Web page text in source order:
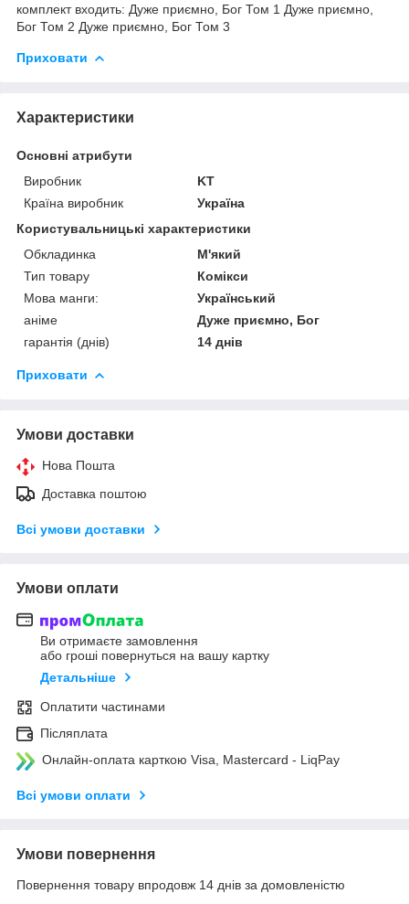
комплект входить: Дуже приємно, Бог Том 1 Дуже приємно,
Бог Том 2 Дуже приємно, Бог Том 3
Приховати
Характеристики
Основні атрибути
Виробник
KT
Країна виробник
Україна
Користувальницькі характеристики
Обкладинка
М'який
Тип товару
Комікси
Мова манги:
Український
аніме
Дуже приємно, Бог
гарантія (днів)
14 днів
Приховати
Умови доставки
Нова Пошта
Доставка поштою
Всі умови доставки
Умови оплати
Ви отримаєте замовлення
або гроші повернуться на вашу картку
Детальніше
Оплатити частинами
Післяплата
Онлайн-оплата карткою Visa, Mastercard - LiqPay
Всі умови оплати
Умови повернення
Повернення товару впродовж 14 днів за домовленістю